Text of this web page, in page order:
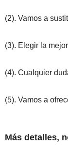
(2). Vamos a
(3). Elegir la
(4). Cualquier
(5). Vamos a
Más detalles,